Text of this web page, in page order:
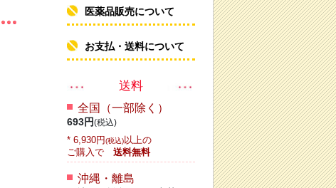
医薬品販売について
お支払・送料について
送料
全国（一部除く）
693円(税込)
* 6,930円(税込)以上の
ご購入で 送料無料
沖縄・離島